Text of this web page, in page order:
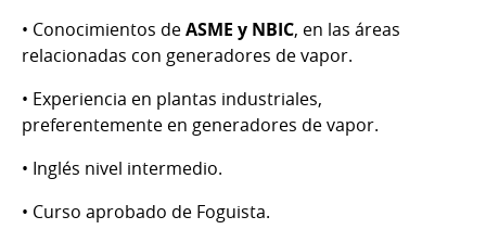
• Conocimientos deASME y NBIC, en las áreas
relacionadas con generadores de vapor.
• Experiencia en plantas industriales,
preferentemente en generadores de vapor.
• Inglés nivel intermedio.
• Curso aprobado de Foguista.